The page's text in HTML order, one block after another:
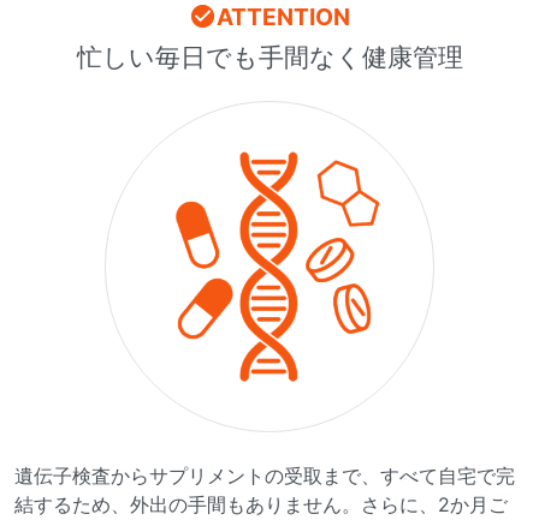
ATTENTION
忙しい毎日でも手間なく健康管理
遺伝子検査からサプリメントの受取まで、すべて自宅で完
結するため、外出の手間もありません。さらに、2か月ご